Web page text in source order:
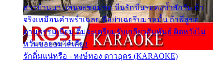
สาวบ้านนา แสนจะซอมซ่อ ขืนรักขืนรอคงช้ำสักวัน ถ้า
จริงเหมือนคำพร่ำเฉลย พี่อย่าเฉยรีบมาหมั้น ถ้าพี่สู่ขอ
ตามธรรมเนียม ติ๋มจะเตรียมรับเกลียวสัมพันธ์ ผิดหวังไม่
หวั่นขอยอมได้เคียง
รักติ๋มแน่หรือ - หงษ์ทอง ดาวอุดร (KARAOKE)